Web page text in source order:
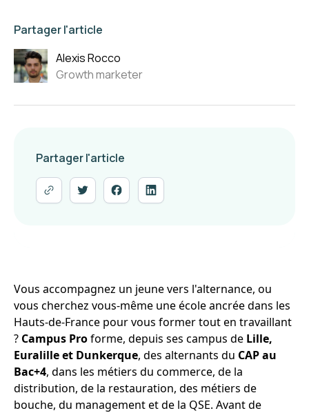
Partager l'article
Alexis Rocco
Growth marketer
Partager l'article
Vous accompagnez un jeune vers l'alternance, ou
vous cherchez vous-même une école ancrée dans les
Hauts-de-France pour vous former tout en travaillant
? Campus Proforme, depuis ses campus de Lille,
Euralille et Dunkerque, des alternants du CAP au
Bac+4, dans les métiers du commerce, de la
distribution, de la restauration, des métiers de
bouche, du management et de la QSE. Avant de